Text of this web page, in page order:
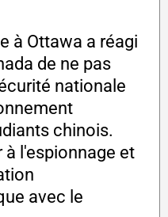
à Ottawa a réagi
de ne pas
nationale
chinois.
à l'espionnage et
avec le